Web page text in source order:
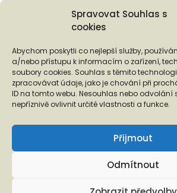
Spravovat Souhlas s
cookies
Abychom poskytli co nejlepší služby,
a/nebo přístupu k informacím o zařízení,
soubory cookies. Souhlas s těmito
zpracovávat údaje, jako je chování při
ID na tomto webu. Nesouhlas nebo odvolání
nepříznivě ovlivnit určité vlastnosti a funkce.
Přijmout
Odmítnout
Podporují nás...
❬